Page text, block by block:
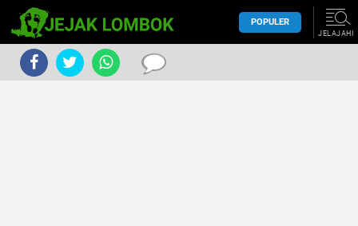
POPULER
JELAJAHI